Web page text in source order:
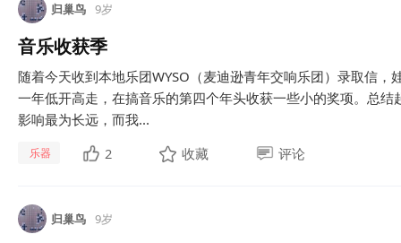
归巢鸟 9岁
音乐收获季
随着今天收到本地乐团WYSO（麦迪逊青年交响乐团）录取信，
一年低开高走，在搞音乐的第四个年头收获一些小的奖项。总
影响最为长远，而我...
乐器 2 收藏 评论
归巢鸟 9岁